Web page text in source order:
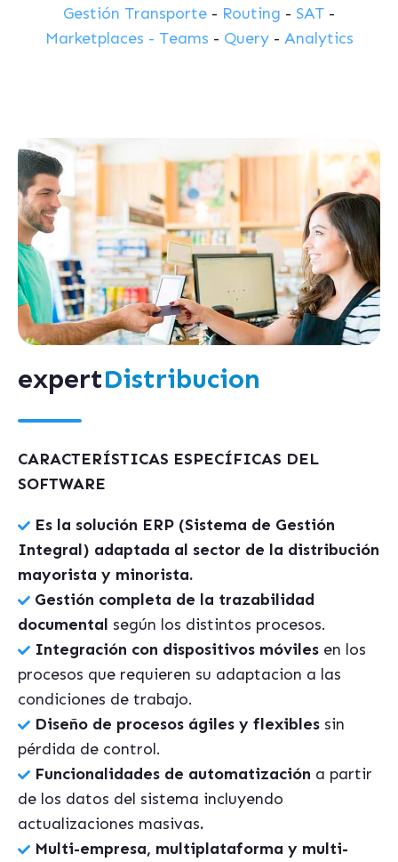
Gestión Transporte - Routing - SAT -
Marketplaces - Teams - Query- Analytics
expertDistribucion
CARACTERÍSTICAS ESPECÍFICAS DEL
SOFTWARE
Es la solución ERP (Sistema de Gestión
Integral) adaptada al sector de la distribución
mayorista y minorista.
Gestión completa de la trazabilidad
documental según los distintos procesos.
Integración con dispositivos móviles en los
procesos que requieren su adaptacion a las
condiciones de trabajo.
Diseño de procesos ágiles y flexibles sin
pérdida de control.
Funcionalidades de automatización a partir
de los datos del sistema incluyendo
actualizaciones masivas.
Multi-empresa, multiplataforma y multi-